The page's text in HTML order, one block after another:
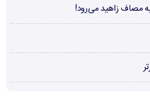
مصاف زاهید می‌رود!